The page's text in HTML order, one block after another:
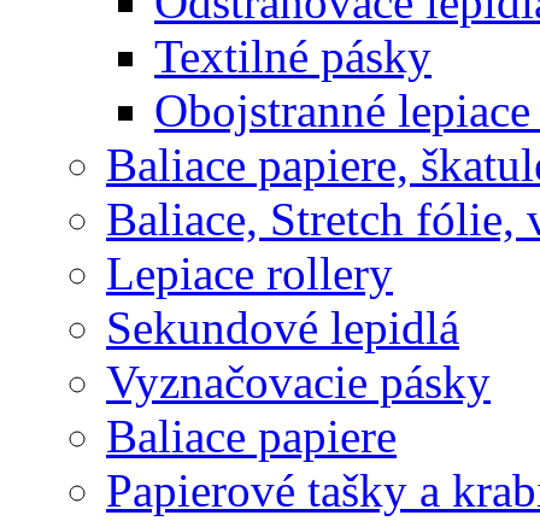
Textilné pásky
Obojstranné
Baliace papiere,
Baliace, Stretch fólie,
Lepiace rollery
Sekundové lepidlá
Vyznačovacie pásky
Baliace papiere
Papierové tašky a